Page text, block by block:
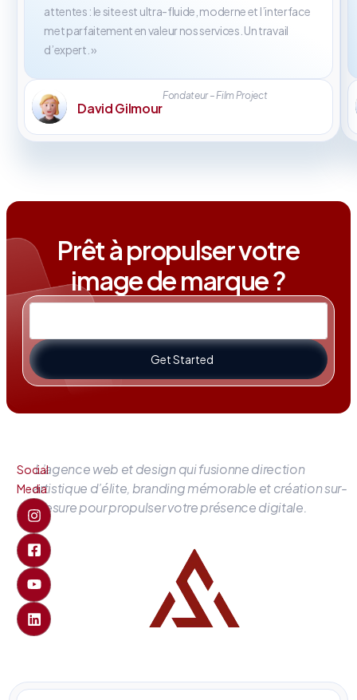
attentes : le site est ultra-fluide, moderne et l’interface
met parfaitement en valeur nos services. Un travail
d’expert. »
David Gilmour
Fondateur – Film Project
Prêt à propulser votre
image de marque ?
Get Started
L’agence web et design qui fusionne direction
artistique d’élite, branding mémorable et création sur-
mesure pour propulser votre présence digitale.
Social
Media